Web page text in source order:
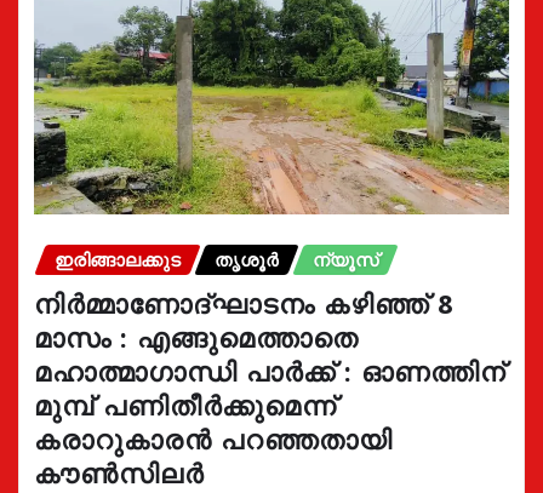
ഇരിങ്ങാലക്കുട തൃശൂർ ന്യൂസ്
നിർമ്മാണോദ്ഘാടനം കഴിഞ്ഞ് 8
മാസം : എങ്ങുമെത്താതെ
മഹാത്മാഗാന്ധി പാർക്ക് : ഓണത്തിന്
മുമ്പ് പണിതീർക്കുമെന്ന്
കരാറുകാരൻ പറഞ്ഞതായി
കൗൺസിലർ